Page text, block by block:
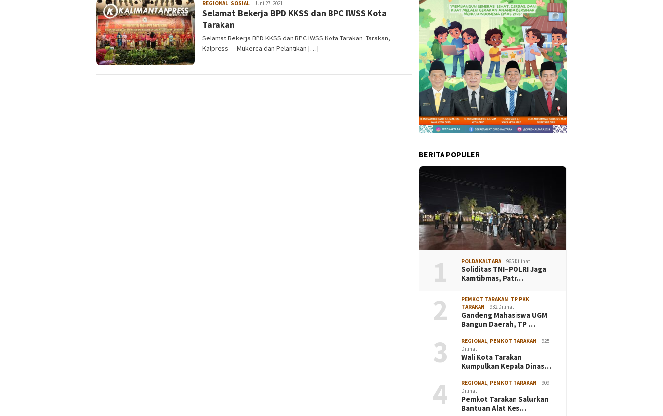
REGIONAL SOSIAL admin
Juni 27, 2021
Selamat Bekerja BPD KKSS dan BPC IWSS Kota
Tarakan
Selamat Bekerja BPD KKSS dan BPC IWSS Kota Tarakan Tarakan,
Kalpress — Mukerda dan Pelantikan […]
BERITA POPULER
1 POLDA KALTARA 965 Dilihat
Soliditas TNI–POLRI Jaga
Kamtibmas, Patr…
2 PEMKOT TARAKAN TP PKK
TARAKAN
932 Dilihat
Gandeng Mahasiswa UGM
Bangun Daerah, TP …
3 REGIONAL PEMKOT TARAKAN
925
Dilihat
Wali Kota Tarakan
Kumpulkan Kepala Dinas…
4 REGIONAL PEMKOT TARAKAN
909
Dilihat
Pemkot Tarakan Salurkan
Bantuan Alat Kes…